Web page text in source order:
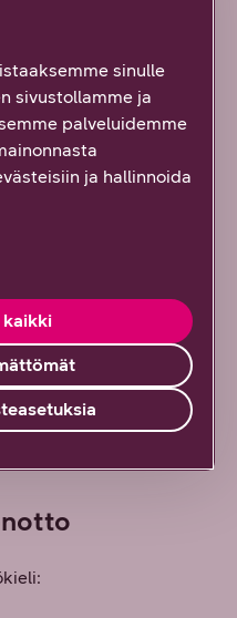
TV-
takapaneelissa
Aseta digiboksi
kytkemällä RJ45-
liitännästä kotisi
laitteella ei ole
nettiä vaativia
tai videovuokraamoa.
sinulle
sivustollamme ja
palveluidemme
ja hallinnoida
kaikki